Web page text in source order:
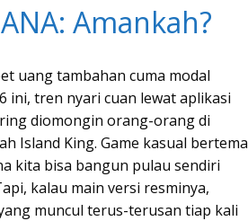
Amankah?
uang tambahan cuma modal
ini, tren nyari cuan lewat aplikasi
diomongin orang-orang di
Island King. Game kasual bertema
kita bisa bangun pulau sendiri
kalau main versi resminya,
muncul terus-terusan tiap kali